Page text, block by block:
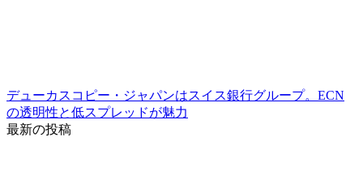
デューカスコピー・ジャパンはスイス銀行グループ。ECN
の透明性と低スプレッドが魅力
最新の投稿